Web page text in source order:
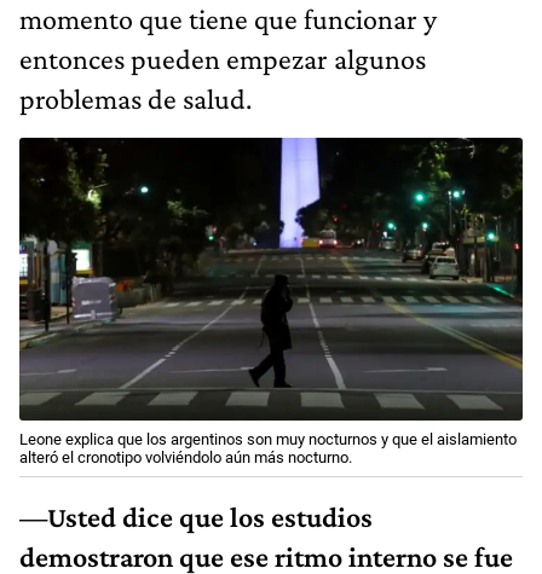
momento que tiene que funcionar y
entonces pueden empezar algunos
problemas de salud.
Leone explica que los argentinos son muy nocturnos y que el aislamiento
alteró el cronotipo volviéndolo aún más nocturno.
—Usted dice que los estudios
demostraron que ese ritmo interno se fue